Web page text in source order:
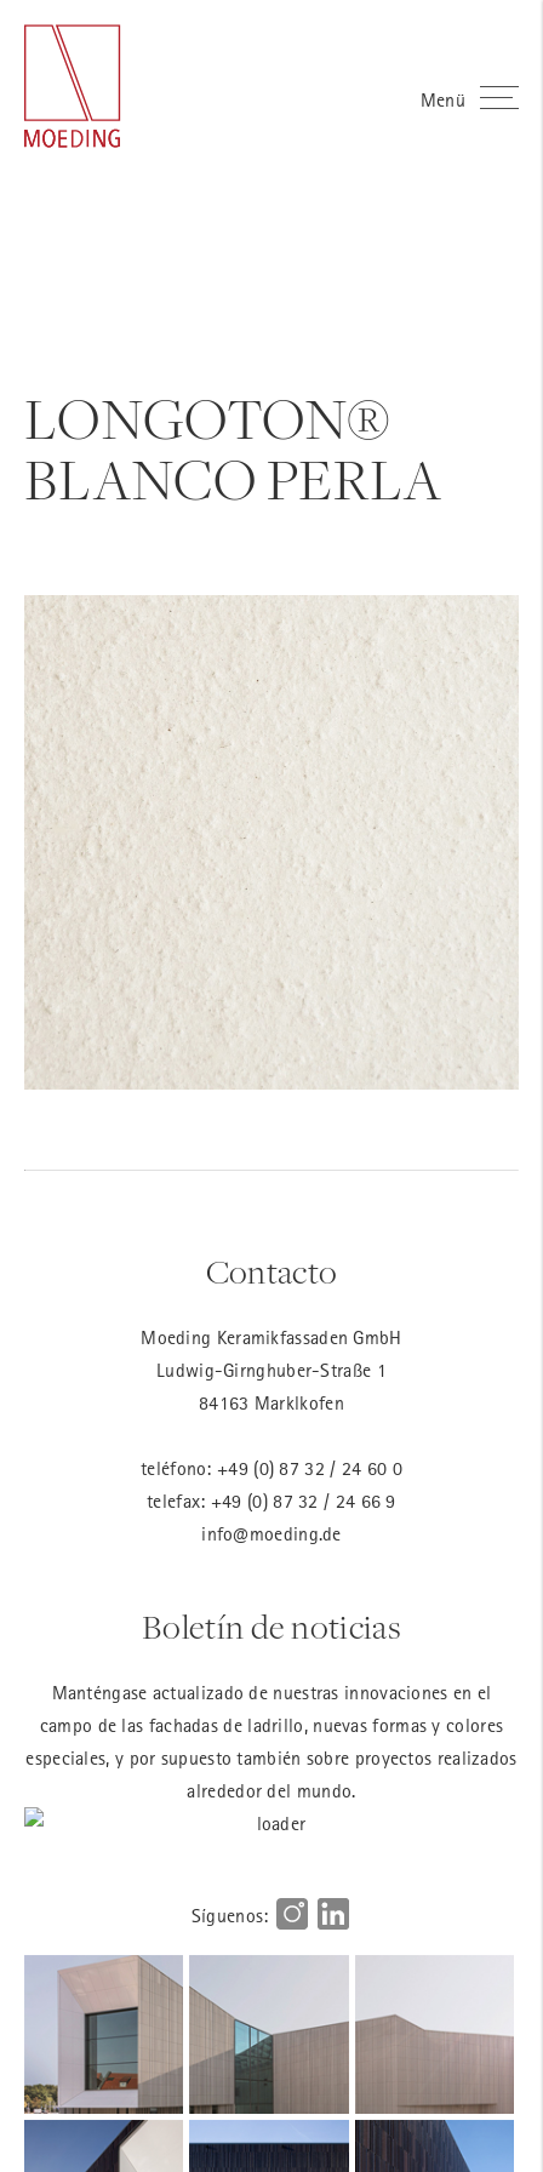
Menü
LONGOTON®
BLANCO PERLA
Contacto
Moeding Keramikfassaden GmbH
Ludwig-Girnghuber-Straße 1
84163 Marklkofen
teléfono: +49 (0) 87 32 / 24 60 0
telefax: +49 (0) 87 32 / 24 66 9
info@moeding.de
Boletín de noticias
Manténgase actualizado de nuestras innovaciones en el
campo de las fachadas de ladrillo, nuevas formas y colores
especiales, y por supuesto también sobre proyectos realizados
alrededor del mundo.
Síguenos: